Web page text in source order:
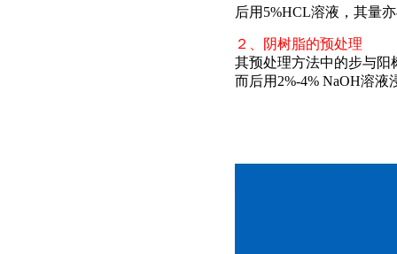
后用5%HCL溶液，其量
２、阴树脂的预处理
其预处理方法中的步与阳
而后用2%-4% NaOH溶